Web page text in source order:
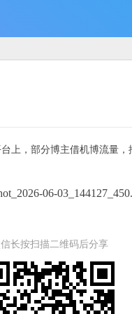
上，部分博主借机博流量
长按扫描二维码后分享